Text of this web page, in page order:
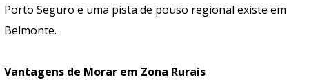
Porto Seguro e uma pista de pouso regional existe em
Belmonte.
Vantagens de Morar em Zona Rurais